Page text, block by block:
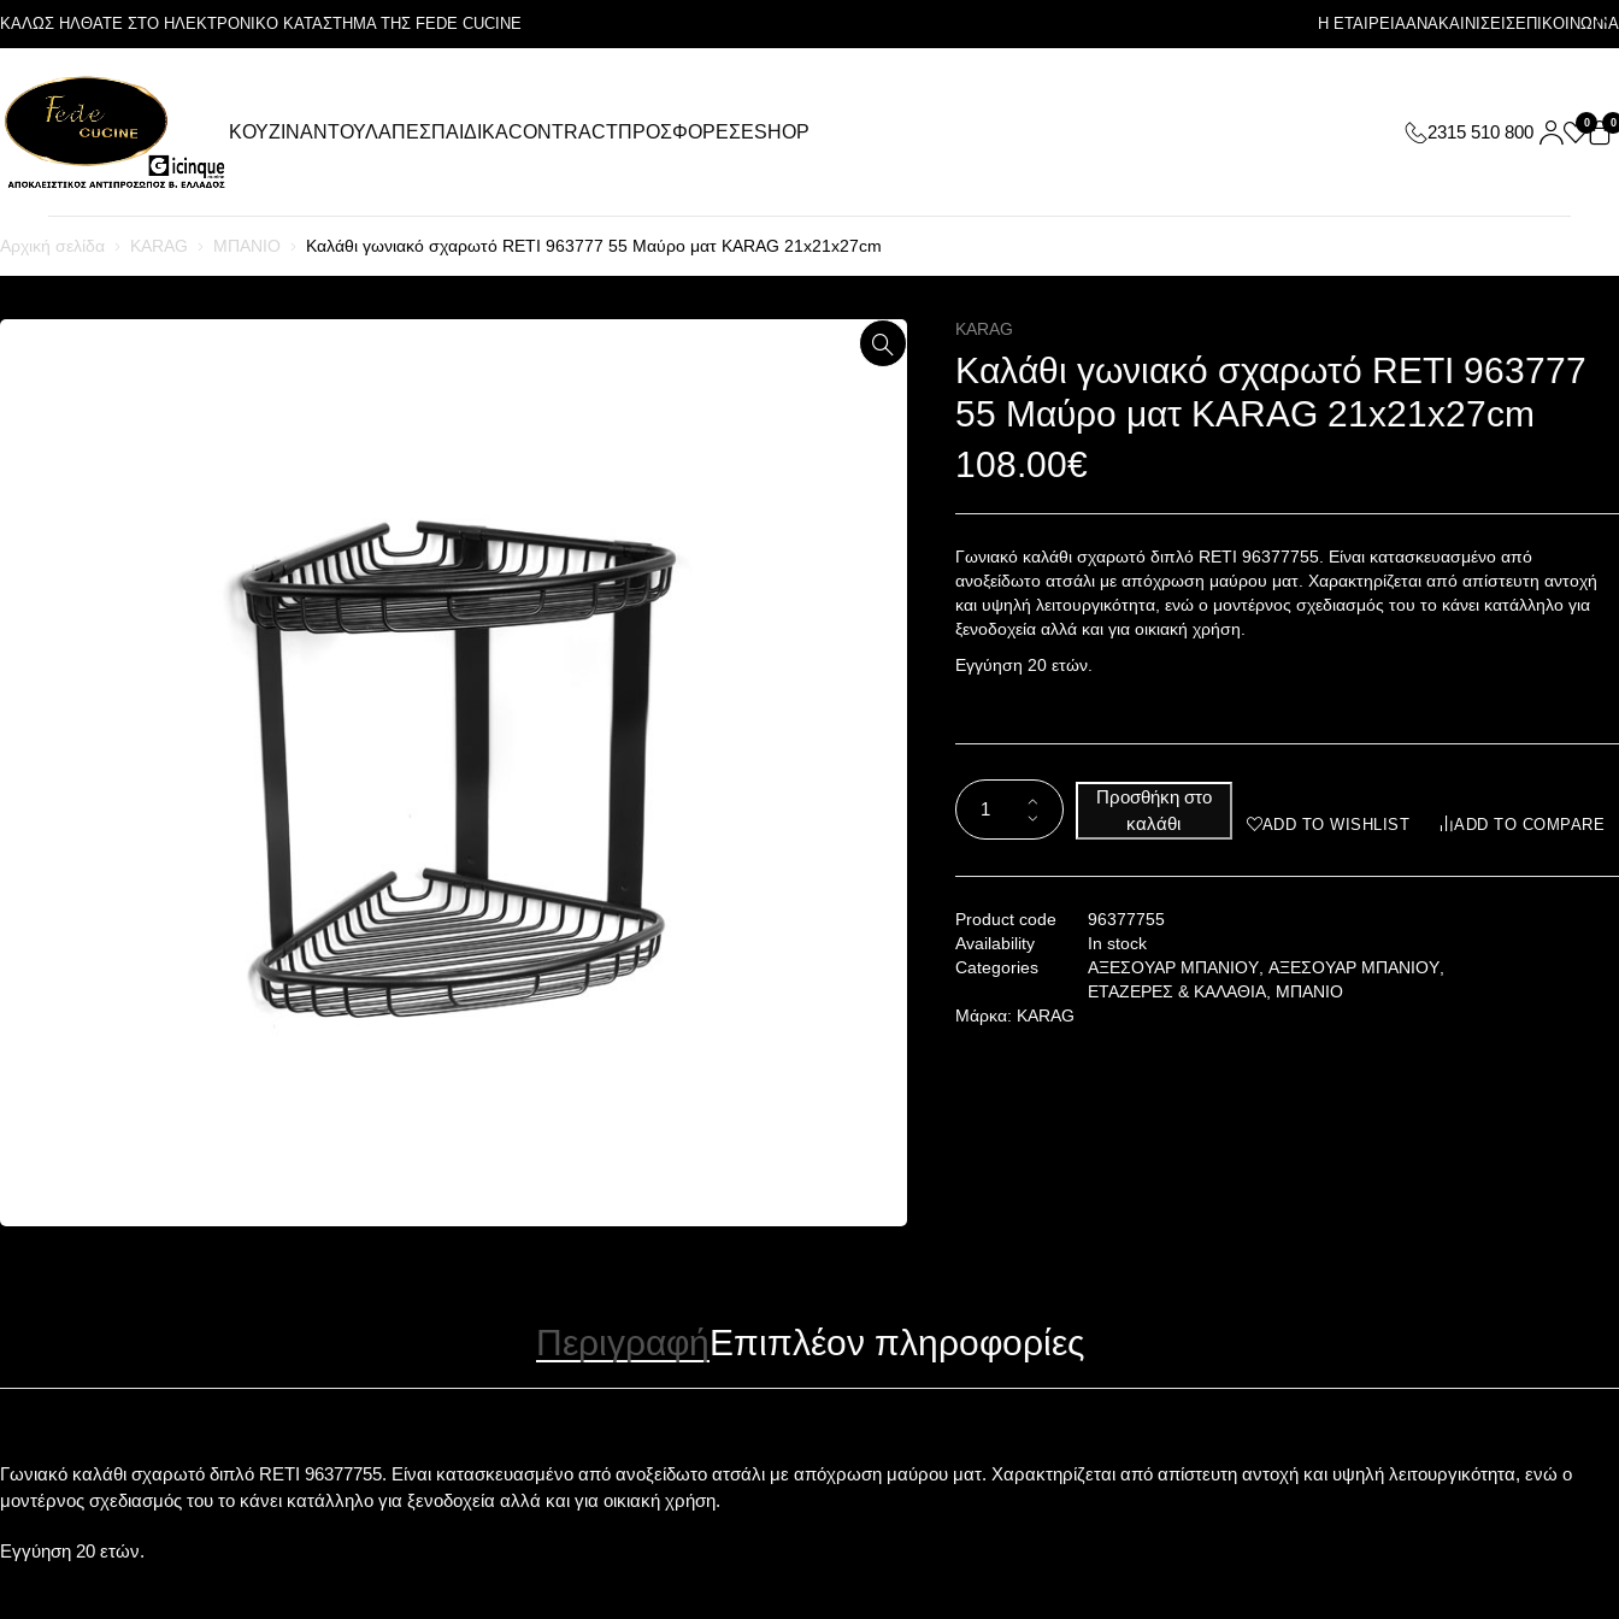
ΚΑΛΩΣ ΗΛΘΑΤΕ ΣΤΟ ΗΛΕΚΤΡΟΝΙΚΟ ΚΑΤΑΣΤΗΜΑ ΤΗΣ FEDE CUCINE Η ΕΤΑΙΡΕΙΑΑΝΑΚΑΙΝΙΣΕΙΣΕΠΙΚΟΙΝΩΝΙΑ
ΚΟΥΖΙΝΑΝΤΟΥΛΑΠΕΣΠΑΙΔΙΚΑCONTRACTΠΡΟΣΦΟΡΕΣESHOP 2315 510 800 0 0
Αρχική σελίδα KARAG ΜΠΑΝΙΟ Καλάθι γωνιακό σχαρωτό RETI 963777 55 Μαύρο ματ KARAG 21x21x27cm
KARAG
Καλάθι γωνιακό σχαρωτό RETI 963777
55 Μαύρο ματ KARAG 21x21x27cm
108.00€
Γωνιακό καλάθι σχαρωτό διπλό RETI 96377755. Είναι κατασκευασμένο από
ανοξείδωτο ατσάλι με απόχρωση μαύρου ματ. Χαρακτηρίζεται από απίστευτη αντοχή
και υψηλή λειτουργικότητα, ενώ ο μοντέρνος σχεδιασμός του το κάνει κατάλληλο για
ξενοδοχεία αλλά και για οικιακή χρήση.
Εγγύηση 20 ετών.
Προσθήκη στο
καλάθι
ADD TO WISHLIST ADD TO COMPARE
Product code
96377755
Availability
In stock
Categories
ΑΞΕΣΟΥΑΡ ΜΠΑΝΙΟΥ, ΑΞΕΣΟΥΑΡ ΜΠΑΝΙΟΥ,
ΕΤΑΖΕΡΕΣ & ΚΑΛΑΘΙΑ, ΜΠΑΝΙΟ
Μάρκα: KARAG
ΠεριγραφήΕπιπλέον πληροφορίες
Γωνιακό καλάθι σχαρωτό διπλό RETI 96377755. Είναι κατασκευασμένο από ανοξείδωτο ατσάλι με απόχρωση μαύρου ματ. Χαρακτηρίζεται από απίστευτη αντοχή και υψηλή λειτουργικότητα, ενώ ο
μοντέρνος σχεδιασμός του το κάνει κατάλληλο για ξενοδοχεία αλλά και για οικιακή χρήση.
Εγγύηση 20 ετών.